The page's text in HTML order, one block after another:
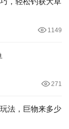
1149
271
法，巨物来多少